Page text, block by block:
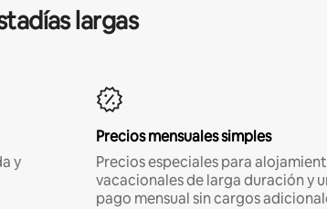
largas
y
Precios mensuales simples
Precios especiales para
vacacionales de larga duración y
pago mensual sin cargos